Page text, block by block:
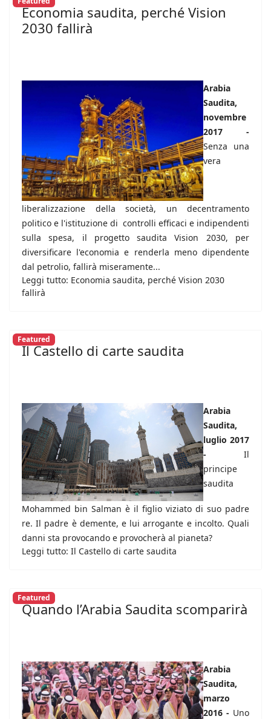
Economia saudita, perché Vision
2030 fallirà
Arabia
Saudita,
novembre
2017 -
Senza una
vera
liberalizzazione della società, un decentramento
politico e l'istituzione di controlli efficaci e indipendenti
sulla spesa, il progetto saudita Vision 2030, per
diversificare l'economia e renderla meno dipendente
dal petrolio, fallirà miseramente...
Leggi tutto: Economia saudita, perché Vision 2030
fallirà
Featured
Il Castello di carte saudita
Arabia
Saudita,
luglio 2017
- Il
principe
saudita
Mohammed bin Salman è il figlio viziato di suo padre
re. Il padre è demente, e lui arrogante e incolto. Quali
danni sta provocando e provocherà al pianeta?
Leggi tutto: Il Castello di carte saudita
Featured
Quando l’Arabia Saudita scomparirà
Arabia
Saudita,
marzo
2016 - Uno